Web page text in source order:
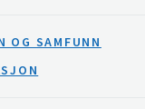
OG SAMFUNN